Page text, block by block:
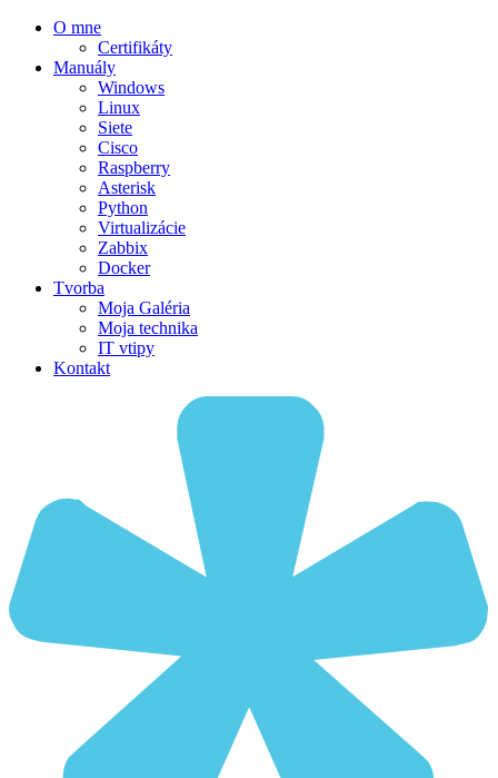
O mne
Certifikáty
Manuály
Windows
Linux
Siete
Cisco
Raspberry
Asterisk
Python
Virtualizácie
Zabbix
Docker
Tvorba
Moja Galéria
Moja technika
IT vtipy
Kontakt